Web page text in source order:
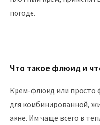
погоде.
Что такое флюид и
Крем-флюид или просто
для комбинированной,
акне. Им чаще всего в